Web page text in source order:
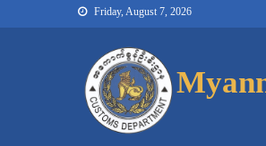
Friday, August 7, 2026
Myanmar
Myanmar Customs